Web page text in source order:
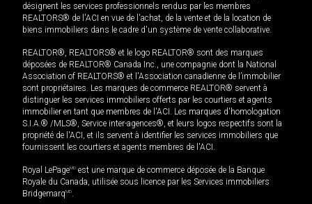
désignent les services professionnels rendus par les membres
REALTORS® de l'ACI en vue de l'achat, de la vente et de la location de
biens immobiliers dans le cadre d'un système de vente collaborative.
REALTOR®, REALTORS® et le logo REALTOR® sont des marques
déposées de REALTOR® Canada Inc., une compagnie dont la National
Association of REALTORS® et l'Association canadienne de l’immobilier
sont propriétaires. Les marques de commerce REALTOR® servent à
distinguer les services immobiliers offerts par les courtiers et agents
immobilier en tant que membres de l'ACI. Les marques d'homologation
S.I.A.® /MLS®, Service inter-agences®, et leurs logos respectifs sont la
propriété de l'ACI, et ils servent à identifier les services immobiliers que
fournissent les courtiers et agents membres de l'ACI.
Royal LePageMD est une marque de commerce déposée de la Banque
Royale du Canada, utilisée sous licence par les Services immobiliers
BridgemarqMD.